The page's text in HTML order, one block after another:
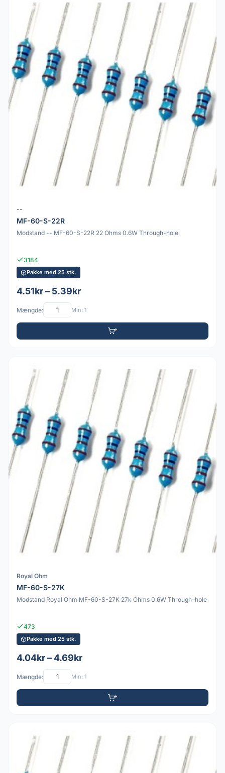
--
MF-60-S-22R
Modstand -- MF-60-S-22R 22 Ohms 0.6W Through-hole
3184
Pakke med 25 stk.
4.51kr – 5.39kr
Mængde: Min: 1
Royal Ohm
MF-60-S-27K
Modstand Royal Ohm MF-60-S-27K 27k Ohms 0.6W Through-hole
473
Pakke med 25 stk.
4.04kr – 4.69kr
Mængde: Min: 1